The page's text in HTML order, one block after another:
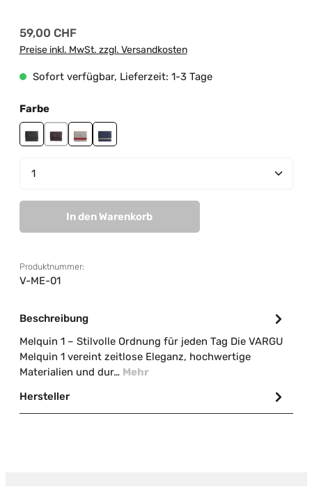
Regulärer Preis:
59,00 CHF
Preise inkl. MwSt. zzgl. Versandkosten
Sofort verfügbar, Lieferzeit: 1-3 Tage
Farbeauswählen
blackbrowngrey-rednavy-grey
Produkt Anzahl: Gib den gewünschten Wert ein
In den Warenkorb
Produktnummer:
V-ME-01
Beschreibung
Melquin 1 – Stilvolle Ordnung für jeden Tag Die VARGU
Melquin 1 vereint zeitlose Eleganz, hochwertige
Materialien und dur… Mehr
Hersteller